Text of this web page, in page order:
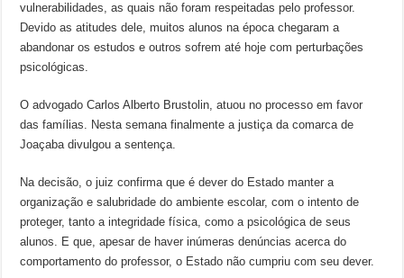
vulnerabilidades, as quais não foram respeitadas pelo professor.
Devido as atitudes dele, muitos alunos na época chegaram a
abandonar os estudos e outros sofrem até hoje com perturbações
psicológicas.
O advogado Carlos Alberto Brustolin, atuou no processo em favor
das famílias. Nesta semana finalmente a justiça da comarca de
Joaçaba divulgou a sentença.
Na decisão, o juiz confirma que é dever do Estado manter a
organização e salubridade do ambiente escolar, com o intento de
proteger, tanto a integridade física, como a psicológica de seus
alunos. E que, apesar de haver inúmeras denúncias acerca do
comportamento do professor, o Estado não cumpriu com seu dever.